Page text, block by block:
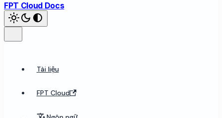
FPT Cloud Docs
Tài liệu
FPT Cloud